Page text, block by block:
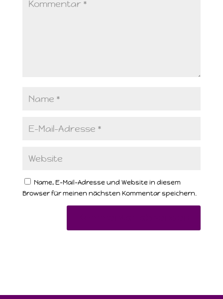
Name, E-Mail-Adresse und Website in diesem
Browser für meinen nächsten Kommentar speichern.